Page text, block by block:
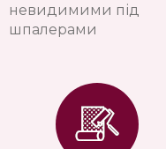
невидимими під
шпалерами